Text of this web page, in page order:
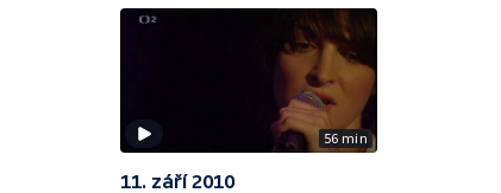
56 min
11. září 2010